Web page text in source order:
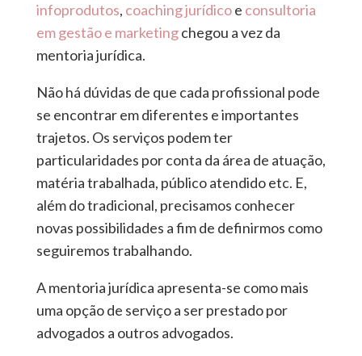
infoprodutos, coaching jurídicoe consultoria
em gestão e marketingchegou a vez da
mentoria jurídica.
Não há dúvidas de que cada profissional pode
se encontrar em diferentes e importantes
trajetos. Os serviços podem ter
particularidades por conta da área de atuação,
matéria trabalhada, público atendido etc. E,
além do tradicional, precisamos conhecer
novas possibilidades a fim de definirmos como
seguiremos trabalhando.
A mentoria jurídica apresenta-se como mais
uma opção de serviço a ser prestado por
advogados a outros advogados.